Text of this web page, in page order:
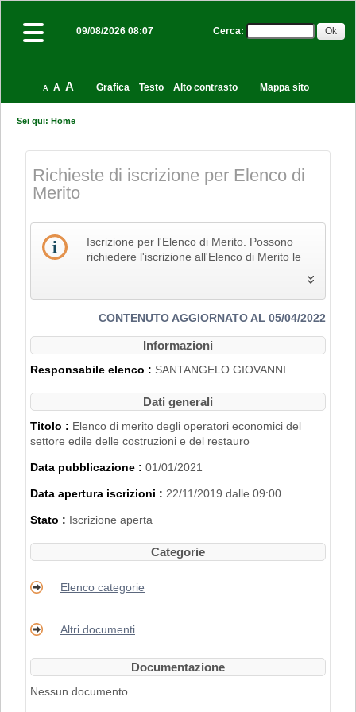
09/08/2026 08:07 Cerca:
A A A Grafica Testo Alto contrasto Mappa sito
Sei qui: Home
Richieste di iscrizione per Elenco di
Merito
Iscrizione per l'Elenco di Merito. Possono
richiedere l'iscrizione all'Elenco di Merito le
e che pertanto siano in possesso dei Codici
Identificativi Ateco relativi alle lettere F e R, di
classificazione delle attività economiche Ateco
2007".
L'iscrizione nell'Elenco di Merito è inoltre
subordinata al possesso dei requisiti
disciplinati conDelibera di Giunta
Regionale n. 2153 del 22/11/2019.
REGISTRARSI AL PORTALE. PER
PROCEDURA DI REGISTRAZIONE
CONSULTARE IL MANUALE ALLA VOCE
"ACCESSO ALL'AREA RISERVATA"
CONTENUTO AGGIORNATO AL 05/04/2022
Informazioni
Responsabile elenco : SANTANGELO GIOVANNI
Dati generali
Titolo : Elenco di merito degli operatori economici del
settore edile delle costruzioni e del restauro
Data pubblicazione : 01/01/2021
Data apertura iscrizioni : 22/11/2019 dalle 09:00
Stato : Iscrizione aperta
Categorie
Elenco categorie
Altri documenti
Documentazione
Nessun documento